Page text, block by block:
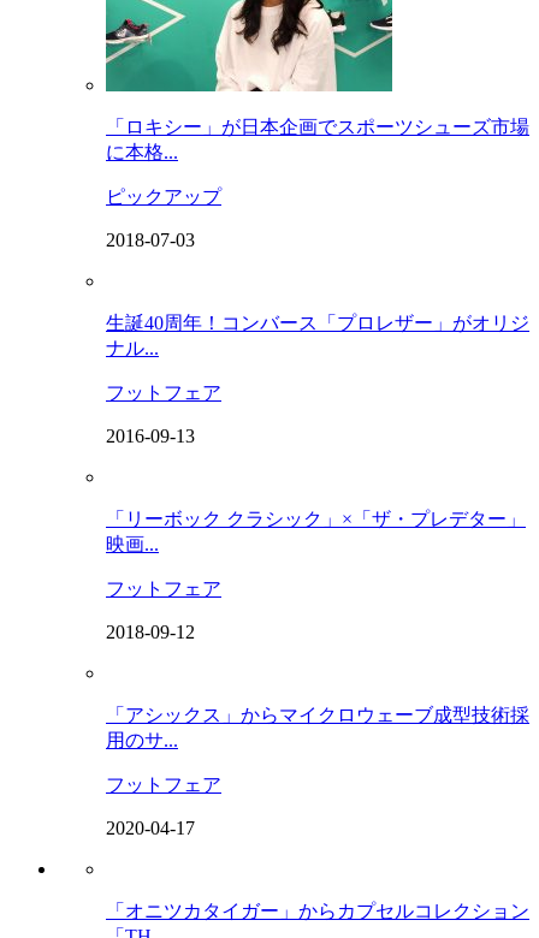
「ロキシー」が日本企画でスポーツシューズ市場
に本格...
ピックアップ
2018-07-03
生誕40周年！コンバース「プロレザー」がオリジ
ナル...
フットフェア
2016-09-13
「リーボック クラシック」×「ザ・プレデター」
映画...
フットフェア
2018-09-12
「アシックス」からマイクロウェーブ成型技術採
用のサ...
フットフェア
2020-04-17
「オニツカタイガー」からカプセルコレクション